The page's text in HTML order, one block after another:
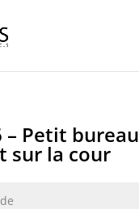
– Petit bureau
sur la cour